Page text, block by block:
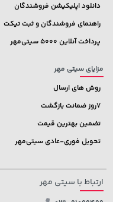
دانلود اپلیکیشن فروشندگان
راهنمای فروشندگان و ثبت تیکت
پرداخت آنلاین 5000 سیتی‌مهر
مزایای سیتی مهر
روش های ارسال
7روز ضمانت بازگشت
تضمین بهترین قیمت
تحویل فوری-عادی سیتی‌مهر
ارتباط با سیتی مهر